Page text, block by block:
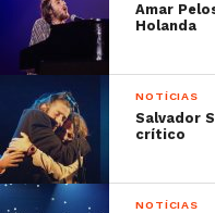
Amar
Holanda
NOTÍCIAS
Salvador
crítico
NOTÍCIAS